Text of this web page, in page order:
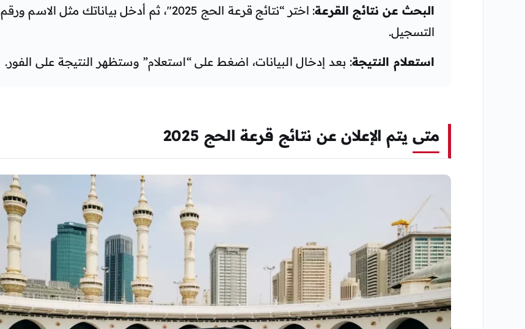
البحث عن نتائج القرعة
: اختر “نتائج قرعة الحج 2025″، ثم أدخل بياناتك مثل الاسم ورقم
التسجيل.
استعلام النتيجة: بعد إدخال البيانات، اضغط على “استعلام” وستظهر النتيجة على الفور.
متى يتم الإعلان عن نتائج قرعة الحج 2025